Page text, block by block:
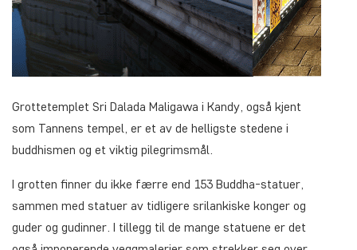
Grottetemplet Sri Dalada Maligawa i Kandy, også kjent
som Tannens tempel, er et av de helligste stedene i
buddhismen og et viktig pilegrimsmål.
I grotten finner du ikke færre end 153 Buddha-statuer,
sammen med statuer av tidligere srilankiske konger og
guder og gudinner. I tillegg til de mange statuene er det